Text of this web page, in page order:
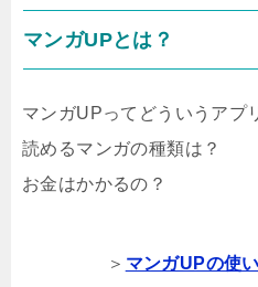
マンガUPとは？
マンガUPってどういうアプ
読めるマンガの種類は？
お金はかかるの？
＞ マンガUPの使